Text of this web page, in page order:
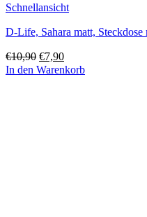
Schnellansicht
D-Life, Sahara matt,
€10,90 Ursprünglicher
Preis
€7,90Aktueller
Preis
In den Warenkorb